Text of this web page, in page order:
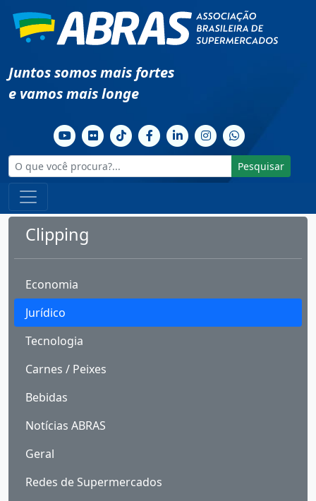
Juntos somos mais fortes
e vamos mais longe
Pesquisar
Clipping
Economia
Jurídico
Tecnologia
Carnes / Peixes
Bebidas
Notícias ABRAS
Geral
Redes de Supermercados